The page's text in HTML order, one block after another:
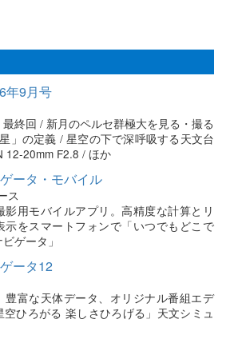
年9月号
最終回 / 新月のペルセ群極大を見る・撮る
」の定義 / 星空の下で深呼吸する天文台
12-20mm F2.8 / ほか
ータ・モバイル
ス
影用モバイルアプリ。高精度な計算とリ
示をスマートフォンで「いつでもどこで
ゲータ」
ータ12
豊富な天体データ、オリジナル番組エデ
空ひろがる 楽しさひろげる」天文シミュ